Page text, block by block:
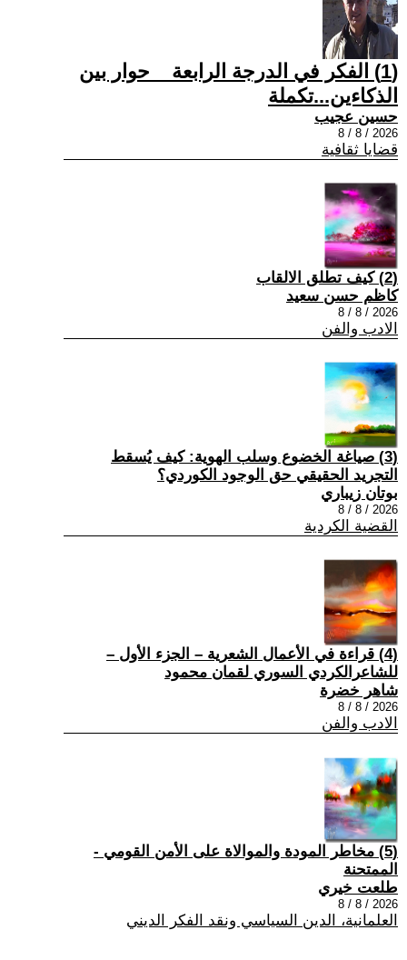
(1) الفكر في الدرجة الرابعة _ حوار بين
الذكاءين...تكملة
حسين عجيب
2026 / 8 / 8
قضايا ثقافية
(2) كيف تطلق الالقاب
كاظم حسن سعيد
2026 / 8 / 8
الادب والفن
(3) صياغة الخضوع وسلب الهوية: كيف يُسقط
التجريد الحقيقي حق الوجود الكوردي؟
بوتان زيباري
2026 / 8 / 8
القضية الكردية
(4) قراءة في الأعمال الشعرية – الجزء الأول –
للشاعرالكردي السوري لقمان محمود
شاهر خضرة
2026 / 8 / 8
الادب والفن
(5) مخاطر المودة والموالاة على الأمن القومي -
الممتحنة
طلعت خيري
2026 / 8 / 8
العلمانية، الدين السياسي ونقد الفكر الديني